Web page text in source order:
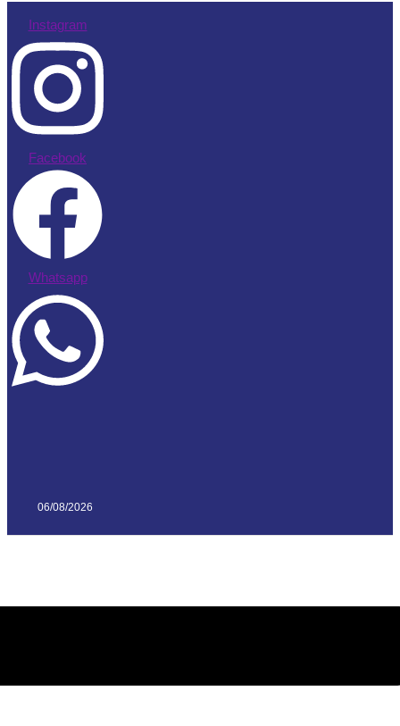
Instagram
Facebook
Whatsapp
06/08/2026